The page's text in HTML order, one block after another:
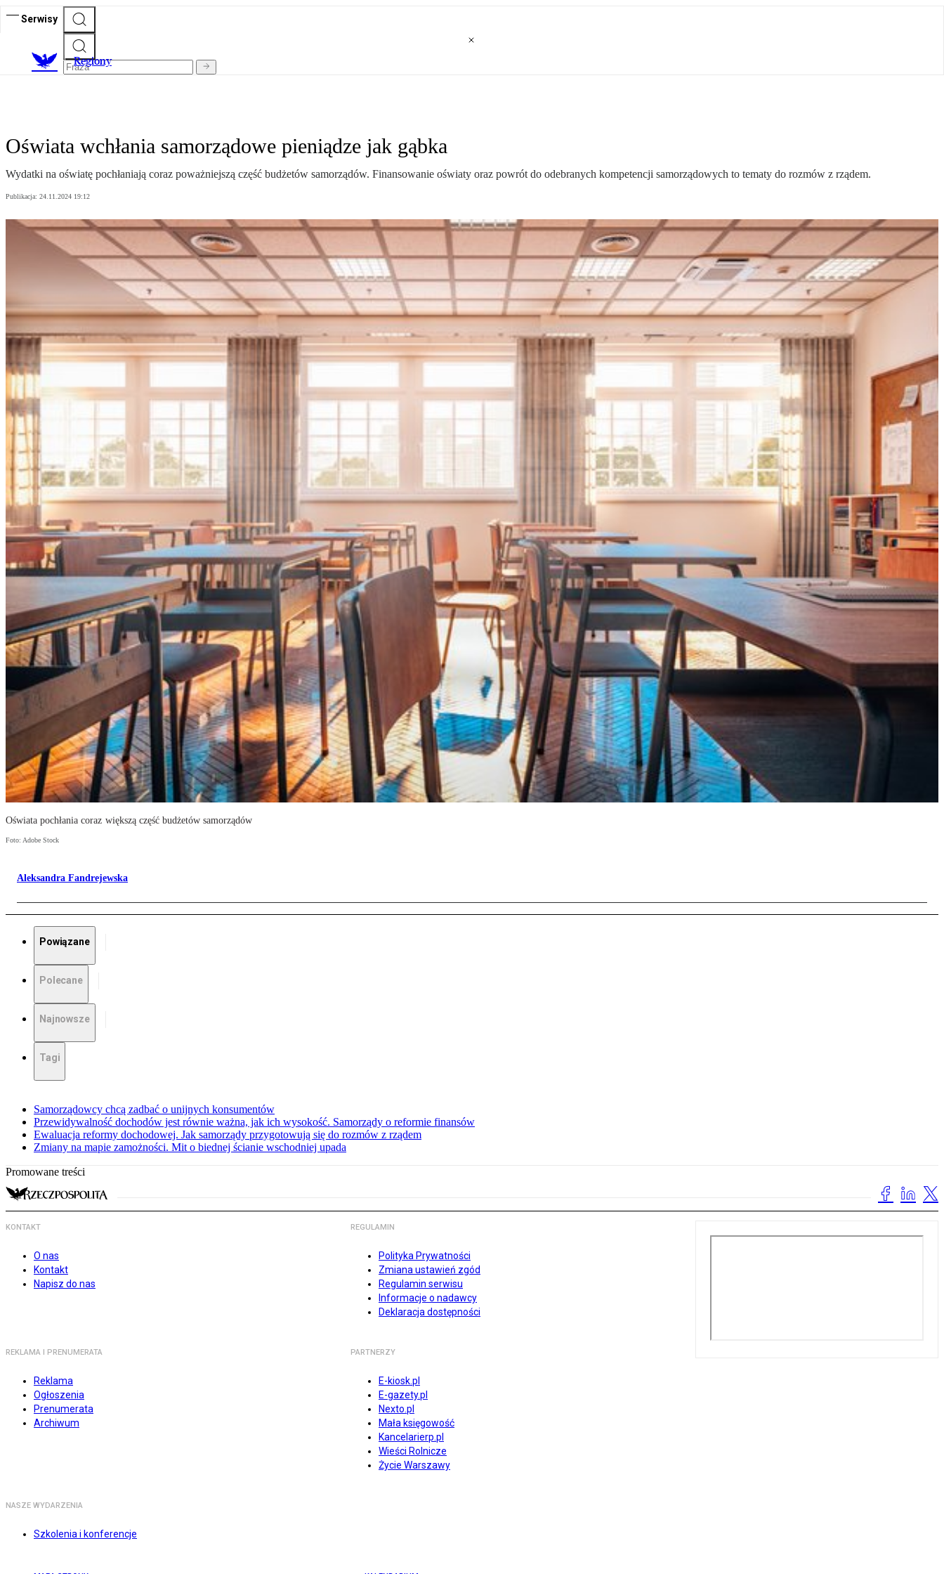
Serwisy
Regiony
Oświata wchłania samorządowe pieniądze jak gąbka
Wydatki na oświatę pochłaniają coraz poważniejszą część budżetów samorządów. Finansowanie oświaty oraz powrót do odebranych kompetencji samorządowych to tematy do rozmów z rządem.
Publikacja: 24.11.2024 19:12
Oświata pochłania coraz większą część budżetów samorządów
Foto: Adobe Stock
Aleksandra Fandrejewska
Powiązane
Polecane
Najnowsze
Tagi
Samorządowcy chcą zadbać o unijnych konsumentów
Przewidywalność dochodów jest równie ważna, jak ich wysokość. Samorządy o reformie finansów
Ewaluacja reformy dochodowej. Jak samorządy przygotowują się do rozmów z rządem
Zmiany na mapie zamożności. Mit o biednej ścianie wschodniej upada
Promowane treści
KONTAKT
O nas
Kontakt
Napisz do nas
REGULAMIN
Polityka Prywatności
Zmiana ustawień zgód
Regulamin serwisu
Informacje o nadawcy
Deklaracja dostępności
REKLAMA I PRENUMERATA
Reklama
Ogłoszenia
Prenumerata
Archiwum
PARTNERZY
E-kiosk.pl
E-gazety.pl
Nexto.pl
Mała księgowość
Kancelarierp.pl
Wieści Rolnicze
Życie Warszawy
NASZE WYDARZENIA
Szkolenia i konferencje